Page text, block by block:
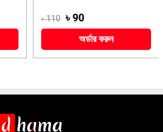
৳ 110 ৳ 90
অর্ডার করুন